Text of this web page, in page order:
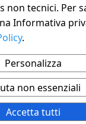
giornalistica
– Dir. resp.
di questo
di sistemi
e verifica
privacy e
non tecnici. Per
Informativa
.
Personalizza
non essenziali
Accetta tutti